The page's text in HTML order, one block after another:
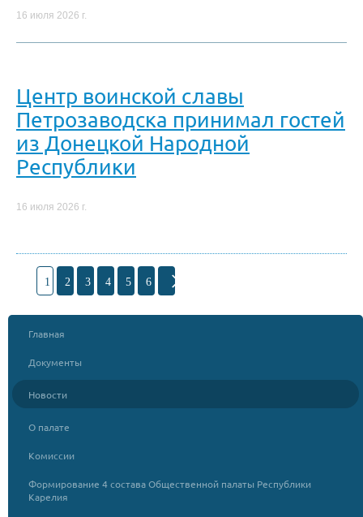
16 июля 2026 г.
Центр воинской славы
Петрозаводска принимал гостей
из Донецкой Народной
Республики
16 июля 2026 г.
1 2 3 4 5 6
Главная
Документы
Новости
О палате
Комиссии
Формирование 4 состава Общественной палаты Республики
Карелия